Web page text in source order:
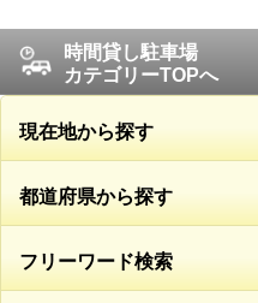
時間貸し駐車場
カテゴリーTOPへ
現在地から探す
都道府県から探す
フリーワード検索